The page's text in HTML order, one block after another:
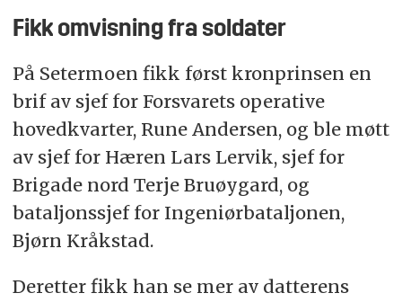
Fikk omvisning fra soldater
På Setermoen fikk først kronprinsen en
brif av sjef for Forsvarets operative
hovedkvarter, Rune Andersen, og ble møtt
av sjef for Hæren Lars Lervik, sjef for
Brigade nord Terje Bruøygard, og
bataljonssjef for Ingeniørbataljonen,
Bjørn Kråkstad.
Deretter fikk han se mer av datterens